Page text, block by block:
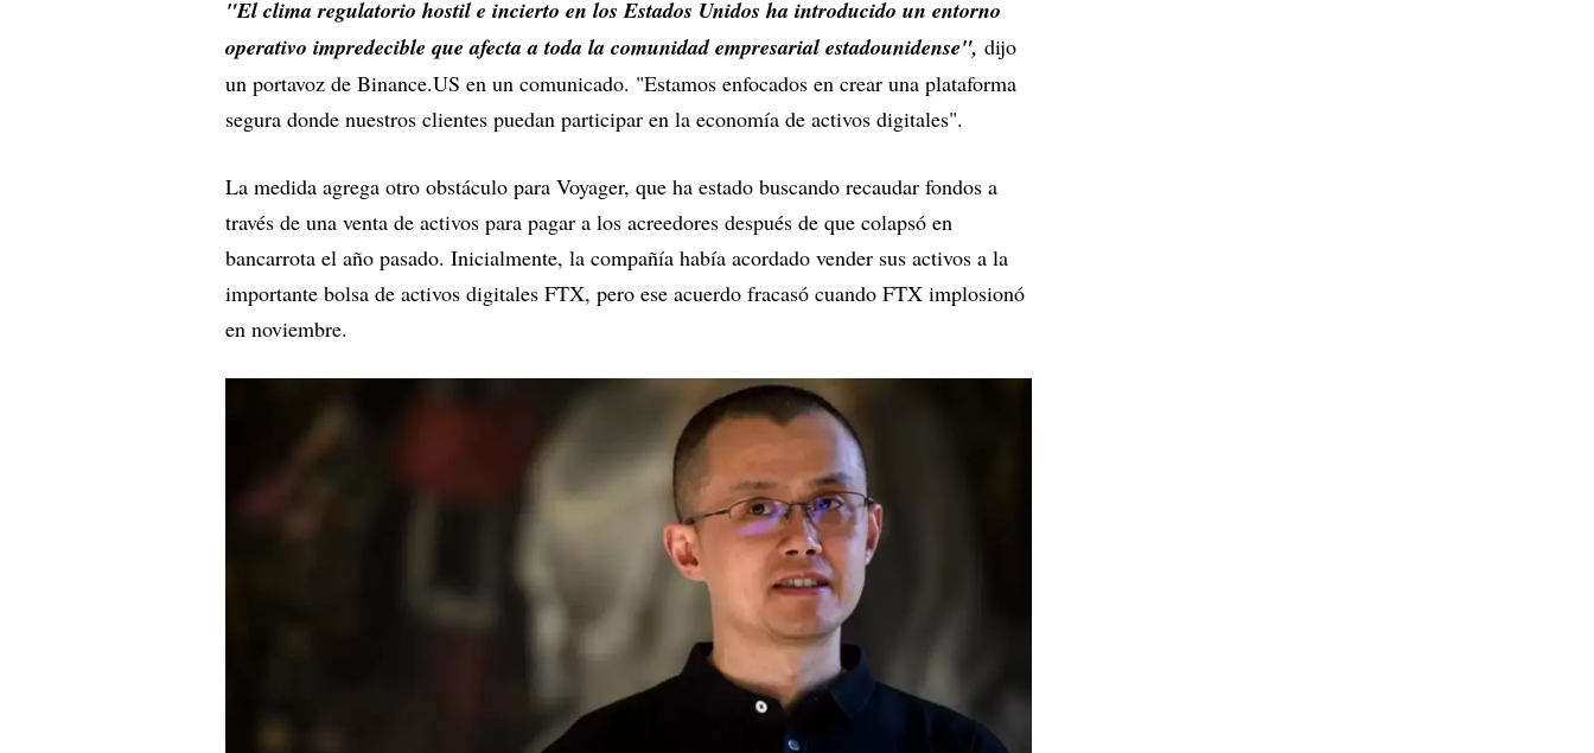
"El clima regulatorio hostil e incierto en los Estados Unidos ha introducido un entorno
operativo impredecible que afecta a toda la comunidad empresarial estadounidense", dijo
un portavoz de Binance.US en un comunicado. "Estamos enfocados en crear una plataforma
segura donde nuestros clientes puedan participar en la economía de activos digitales".
La medida agrega otro obstáculo para Voyager, que ha estado buscando recaudar fondos a
través de una venta de activos para pagar a los acreedores después de que colapsó en
bancarrota el año pasado. Inicialmente, la compañía había acordado vender sus activos a la
importante bolsa de activos digitales FTX, pero ese acuerdo fracasó cuando FTX implosionó
en noviembre.